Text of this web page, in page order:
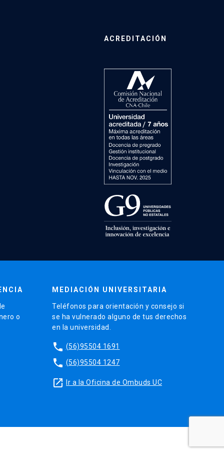
ACREDITACIÓN
o
MEDIACIÓN UNIVERSITARIA
Teléfonos para orientación y consejo si
se ha vulnerado alguno de tus derechos
en la universidad.
phone (56)95504 1691
phone (56)95504 1247
launch Ir a la Oficina de Ombuds UC